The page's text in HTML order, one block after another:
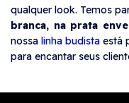
qualquer look. Temos
branca, na prata
nossa linha budista está
para encantar seus